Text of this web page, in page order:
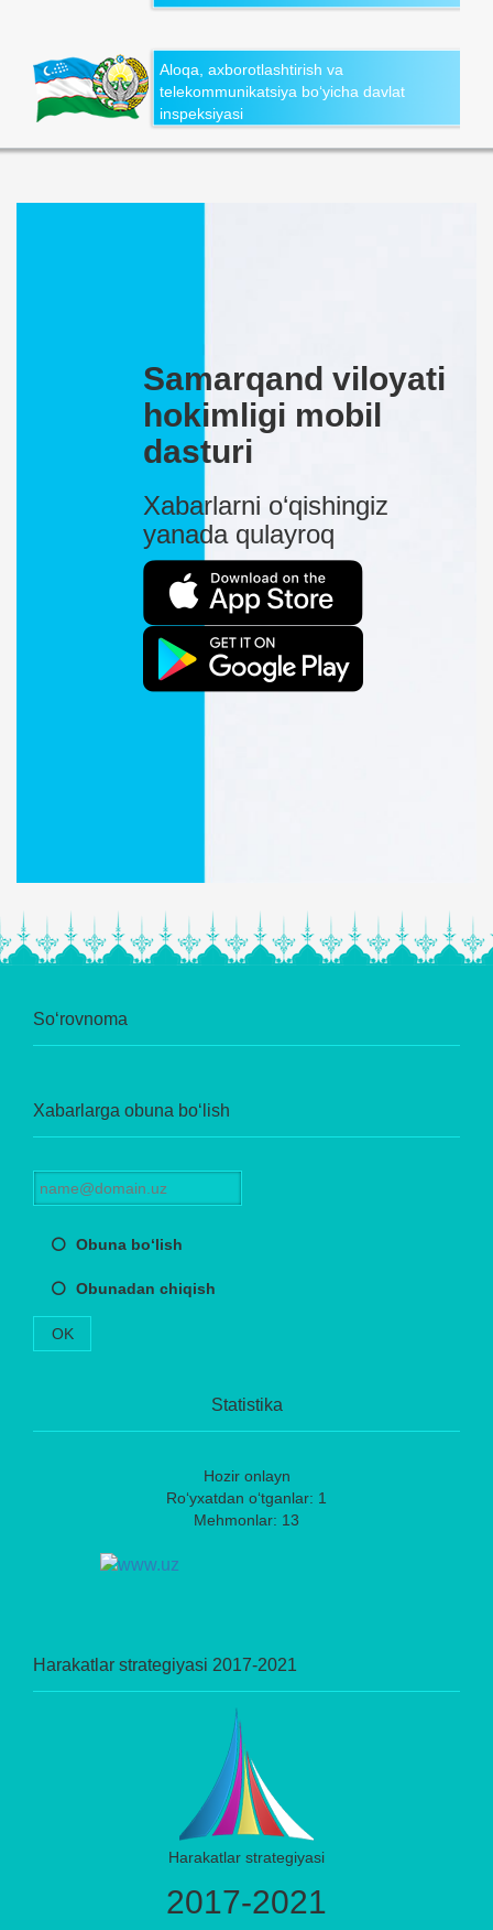
Aloqa, axborotlashtirish va
telekommunikatsiya bo‘yicha davlat
inspeksiyasi
Samarqand viloyati
hokimligi mobil
dasturi
Xabarlarni o‘qishingiz
yanada qulayroq
So‘rovnoma
Xabarlarga obuna bo‘lish
Obuna bo‘lish
Obunadan chiqish
OK
Statistika
Hozir onlayn
Ro‘yxatdan o‘tganlar: 1
Mehmonlar: 13
Harakatlar strategiyasi 2017-2021
Harakatlar strategiyasi
2017-2021